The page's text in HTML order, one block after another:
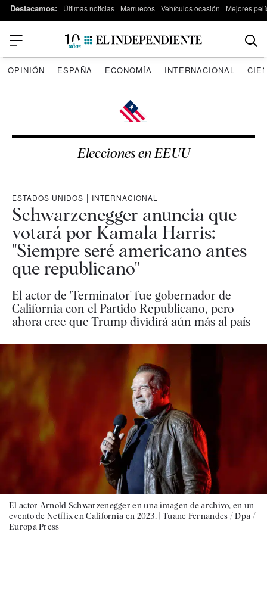
Destacamos: Últimas noticias Marruecos Vehículos ocasión Mejores
OPINIÓN ESPAÑA ECONOMÍA INTERNACIONAL
Elecciones en EEUU
ESTADOS UNIDOS | INTERNACIONAL
Schwarzenegger anuncia que
votará por Kamala Harris:
"Siempre seré americano antes
que republicano"
El actor de 'Terminator' fue gobernador de
California con el Partido Republicano, pero
ahora cree que Trump dividirá aún más al país
El actor Arnold Schwarzenegger en una imagen de archivo, en un
evento de Netflix en California en 2023. | Tuane Fernandes / Dpa /
Europa Press